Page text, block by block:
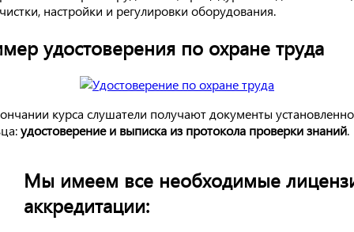
настройки и регулировки оборудования.
удостоверения по охране труда
курса слушатели получают документы
удостоверение и выписка из протокола проверки знаний.
Мы имеем все необходимые
аккредитации: